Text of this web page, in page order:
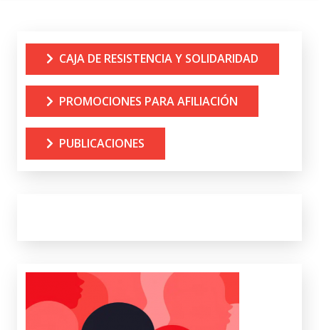
CAJA DE RESISTENCIA Y SOLIDARIDAD
PROMOCIONES PARA AFILIACIÓN
PUBLICACIONES